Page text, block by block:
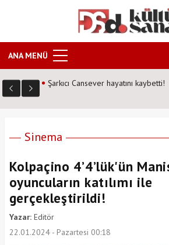
ANA MENÜ
Kozalak Devri neden farklı?
Sinema
Kolpaçino 4’4’lük'ün
oyuncuların katılımı ile
gerçekleştirildi!
Yazar:Editör
22.01.2024 - Pazartesi 00:18